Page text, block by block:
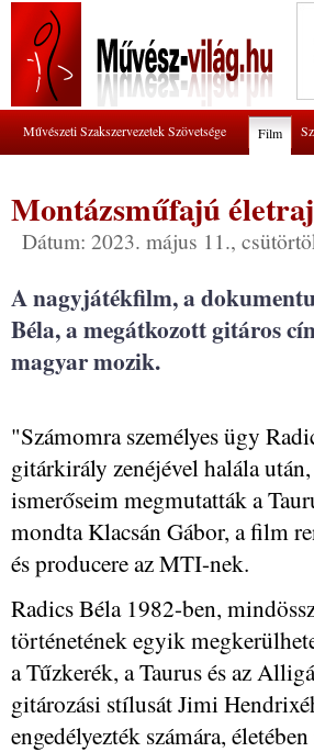
Művészeti Szakszervezetek Szövetsége Film
Montázsműfajú
Dátum: 2023. május 11.,
A nagyjátékfilm, a
Béla, a megátkozott gitáros
magyar mozik.
"Számomra személyes ügy
gitárkirály zenéjével halála
ismerőseim megmutatták a
mondta Klacsán Gábor, a film
és producere az MTI-nek.
Radics Béla 1982-ben,
történetének egyik
a Tűzkerék, a Taurus és az
gitározási stílusát Jimi
engedélyezték számára,